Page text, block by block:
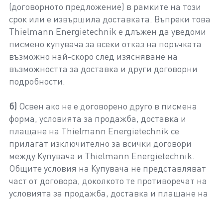
(договорното предложение) в рамките на този
срок или е извършила доставката. Въпреки това
Thielmann Energietechnik е длъжен да уведоми
писмено купувача за всеки отказ на поръчката
възможно най-скоро след изясняване на
възможността за доставка и други договорни
подробности.
б) Освен ако не е договорено друго в писмена
форма, условията за продажба, доставка и
плащане на Thielmann Energietechnik се
прилагат изключително за всички договори
между Купувача и Thielmann Energietechnik.
Общите условия на Купувача не представляват
част от договора, доколкото те противоречат на
условията за продажба, доставка и плащане на